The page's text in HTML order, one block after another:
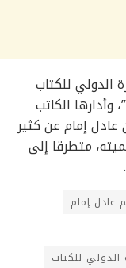
للكتاب
وأدارها الكاتب
عادل إمام عن كثير
متطرقا إلى
عادل إمام
للكتاب